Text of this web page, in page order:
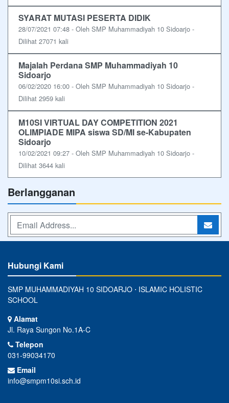
SYARAT MUTASI PESERTA DIDIK
28/07/2021 07:48 - Oleh SMP Muhammadiyah 10 Sidoarjo -
Dilihat 27071 kali
Majalah Perdana SMP Muhammadiyah 10
Sidoarjo
06/02/2020 16:00 - Oleh SMP Muhammadiyah 10 Sidoarjo -
Dilihat 2959 kali
M10SI VIRTUAL DAY COMPETITION 2021
OLIMPIADE MIPA siswa SD/MI se-Kabupaten
Sidoarjo
10/02/2021 09:27 - Oleh SMP Muhammadiyah 10 Sidoarjo -
Dilihat 3644 kali
Berlangganan
Hubungi Kami
SMP MUHAMMADIYAH 10 SIDOARJO ⋅ ISLAMIC HOLISTIC
SCHOOL
Alamat
Jl. Raya Sungon No.1A-C
Telepon
031-99034170
Email
info@smpm10si.sch.id